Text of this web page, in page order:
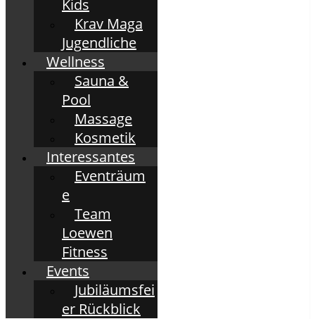
Kids
Krav Maga
Jugendliche
Wellness
Sauna &
Pool
Massage
Kosmetik
Interessantes
Eventräum
e
Team
Loewen
Fitness
Events
Jubiläumsfei
er Rückblick